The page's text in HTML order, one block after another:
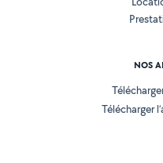
NOS
Télécharger